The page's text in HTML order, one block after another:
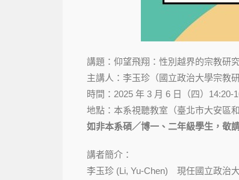
講題：仰望飛翔：性別越界的宗教研
主講人：李玉珍（國立政治大學宗教
時間：2025 年 3 月 6 日（四）14:20-
地點：本系視聽教室（臺北市大安區
如非本系碩／博一、二年級學生，敬
講者簡介：
李玉珍 (Li, Yu-Chen) 現任國立政治